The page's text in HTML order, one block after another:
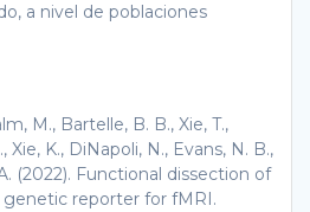
a nivel de poblaciones
M., Bartelle, B. B., Xie, T.,
Xie, K., DiNapoli, N., Evans, N. B.,
(2022). Functional dissection of
genetic reporter for fMRI.